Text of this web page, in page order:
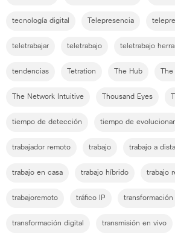
tecnología digital Telepresencia
teletrabajar teletrabajo teletrabajo
tendencias Tetration The Hub
The Network Intuitive Thousand Eyes
tiempo de detección tiempo de evolucionar
trabajador remoto trabajo trabajo a
trabajo en casa trabajo híbrido trabajo
trabajoremoto tráfico IP transformación
transformación digital transmisión en vivo